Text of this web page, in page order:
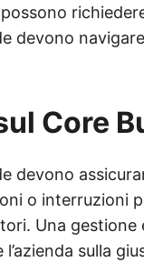
devono
Core
devono
o interruzioni
Una
sulla